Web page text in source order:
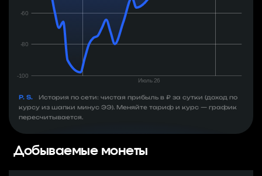
P. S.
История по сети: чистая прибыль в ₽ за сутки (доход по
курсу из шапки минус ЭЭ). Меняйте тариф и курс — график
пересчитывается.
Добываемые монеты